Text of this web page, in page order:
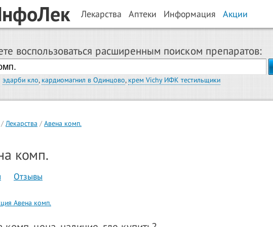
Лекарства Аптеки Информация Акции
воспользоваться расширенным поиском препаратов:
эдарби кло, кардиомагнил в Одинцово, крем Vichy ИФК тестильщики
Лекарства Авена комп.
комп.
Отзывы
Авена комп.